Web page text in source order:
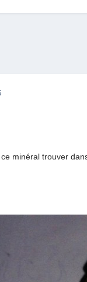
minéral trouver